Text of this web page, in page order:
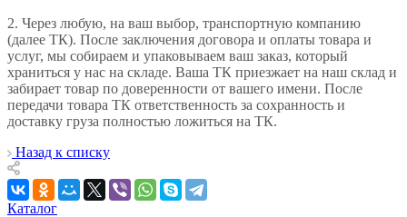
2. Через любую, на ваш выбор, транспортную компанию
(далее ТК). После заключения договора и оплаты товара и
услуг, мы собираем и упаковываем ваш заказ, который
храниться у нас на складе. Ваша ТК приезжает на наш склад и
забирает товар по доверенности от вашего имени. После
передачи товара ТК ответственность за сохранность и
доставку груза полностью ложиться на ТК.
Назад к списку
Каталог